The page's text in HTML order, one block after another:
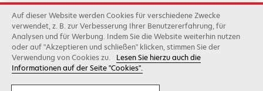
Lexmark-Partner
geöffnet
geöffnet
Lexmark
Distributoren
Lexmark International, Inc., ein Unternehmen von Xerox
©2026 Alle Rechte vorbehalten..
Auf dieser Website werden Cookies für verschiedene Zwecke
verwendet, z. B. zur Verbesserung Ihrer Benutzererfahrung, für
Analysen und für Werbung. Indem Sie die Website weiterhin nutzen
oder auf "Akzeptieren und schließen" klicken, stimmen Sie der
Verwendung von Cookies zu.
Lesen Sie hierzu auch die
Informationen auf der Seite "Cookies".